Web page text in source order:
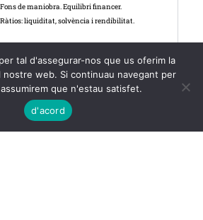
Fons de maniobra. Equilibri financer.
Ràtios: liquiditat, solvència i rendibilitat.
del capital i selecció de
tal d'assegurar-nos que us oferim la
nostre web. Si continuau navegant per
que n'estau satisfet.
d'acord